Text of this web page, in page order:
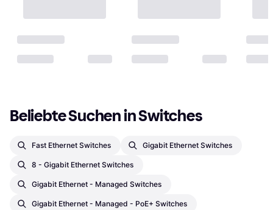
Beliebte Suchen in Switches
Fast Ethernet Switches Gigabit Ethernet Switches
8 - Gigabit Ethernet Switches
Gigabit Ethernet - Managed Switches
Gigabit Ethernet - Managed - PoE+ Switches